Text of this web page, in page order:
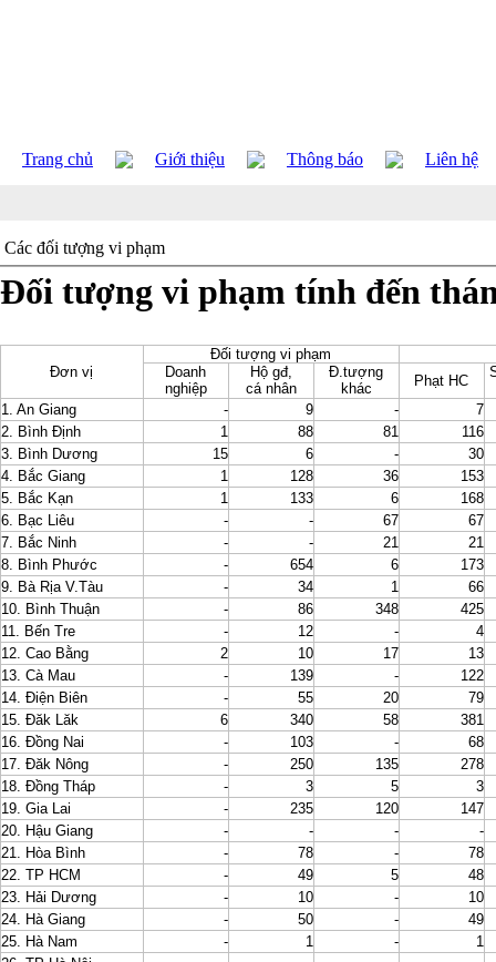
Trang chủ Giới thiệu Thông báo Liên hệ
Các đối tượng vi phạm
Đối tượng vi phạm tính đến
Đơn vị
Đối tượng vi phạm
Doanh
nghiệp
Hộ gđ,
cá nhân
Đ.tượng
khác
Phạt HC
1. An Giang - 9 -
7
2. Bình Định
1 88 81
116
3. Bình Dương
15 6 -
30
4. Bắc Giang
1 128 36
153
5. Bắc Kạn
1 133 6
168
6. Bạc Liêu
- - 67
67
7. Bắc Ninh
- - 21
21
8. Bình Phước
- 654 6
173
9. Bà Rịa V.Tàu
- 34 1
66
10. Bình Thuận
- 86 348
425
11. Bến Tre
- 12 -
4
12. Cao Bằng
2 10 17
13
13. Cà Mau
- 139 -
122
14. Điện Biên
- 55 20
79
15. Đăk Lăk
6 340 58
381
16. Đồng Nai
- 103 -
68
17. Đăk Nông
- 250 135
278
18. Đồng Tháp
- 3 5
3
19. Gia Lai
- 235 120
147
20. Hậu Giang
- - -
-
21. Hòa Bình
- 78 -
78
22. TP HCM
- 49 5
48
23. Hải Dương
- 10 -
10
24. Hà Giang
- 50 -
49
25. Hà Nam
- 1 -
1